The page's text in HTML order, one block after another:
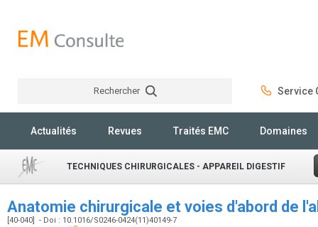
Rechercher Service
Actualités Revues Traités EMC Domaines
TECHNIQUES CHIRURGICALES - APPAREIL DIGESTIF
Anatomie chirurgicale et voies d'abord de
[40-040] - Doi : 10.1016/S0246-0424(11)40149-7